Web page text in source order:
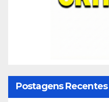
Postagens Recentes